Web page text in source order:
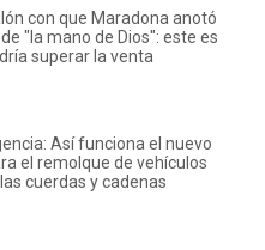
con que Maradona anotó
"la mano de Dios": este es
superar la venta
Así funciona el nuevo
el remolque de vehículos
cuerdas y cadenas